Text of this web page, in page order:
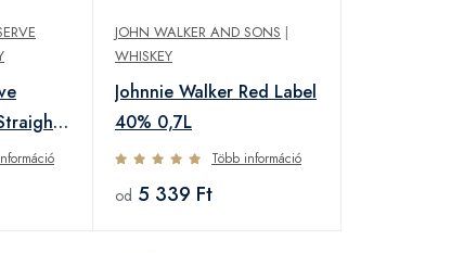
JOHN WALKER AND SONS |
WHISKEY
Johnnie Walker Red Label
40% 0,7L
Több információ
od 5 339 Ft